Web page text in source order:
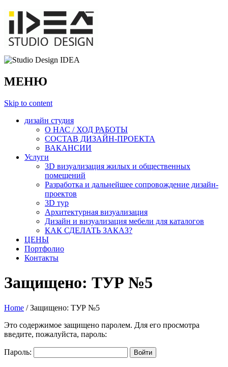
МЕНЮ
Skip to content
дизайн студия
О НАС / ХОД РАБОТЫ
СОСТАВ ДИЗАЙН-ПРОЕКТА
ВАКАНСИИ
Услуги
3D визуализация жилых и общественных
помещений
Разработка и дальнейшее сопровождение дизайн-
проектов
3D тур
Архитектурная визуализация
Дизайн и визуализация мебели для каталогов
КАК СДЕЛАТЬ ЗАКАЗ?
ЦЕНЫ
Портфолио
Контакты
Защищено: ТУР №5
Home /Защищено: ТУР №5
Это содержимое защищено паролем. Для его просмотра
введите, пожалуйста, пароль:
Пароль: